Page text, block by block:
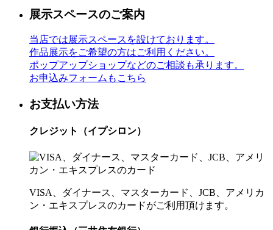
展示スペースのご案内
当店では展示スペースを設けております。
作品展示をご希望の方はご利用ください。
ポップアップショップなどのご相談も承ります。
お申込みフォームもこちら
お支払い方法
クレジット（イプシロン）
VISA、ダイナース、マスターカード、JCB、アメリカ
ン・エキスプレスのカードがご利用頂けます。